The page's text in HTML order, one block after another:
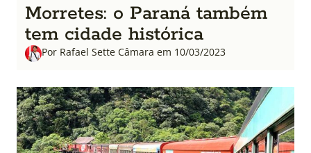
Morretes: o Paraná também
tem cidade histórica
Por Rafael Sette Câmara em 10/03/2023